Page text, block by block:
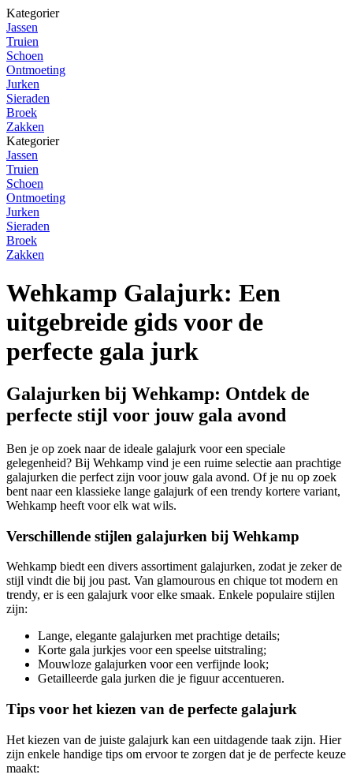
Kategorier
Jassen
Truien
Schoen
Ontmoeting
Jurken
Sieraden
Broek
Zakken
Kategorier
Jassen
Truien
Schoen
Ontmoeting
Jurken
Sieraden
Broek
Zakken
Wehkamp Galajurk: Een
uitgebreide gids voor de
perfecte gala jurk
Galajurken bij Wehkamp: Ontdek de
perfecte stijl voor jouw gala avond
Ben je op zoek naar de ideale galajurk voor een speciale
gelegenheid? Bij Wehkamp vind je een ruime selectie aan prachtige
galajurken die perfect zijn voor jouw gala avond. Of je nu op zoek
bent naar een klassieke lange galajurk of een trendy kortere variant,
Wehkamp heeft voor elk wat wils.
Verschillende stijlen galajurken bij Wehkamp
Wehkamp biedt een divers assortiment galajurken, zodat je zeker de
stijl vindt die bij jou past. Van glamourous en chique tot modern en
trendy, er is een galajurk voor elke smaak. Enkele populaire stijlen
zijn:
Lange, elegante galajurken met prachtige details;
Korte gala jurkjes voor een speelse uitstraling;
Mouwloze galajurken voor een verfijnde look;
Getailleerde gala jurken die je figuur accentueren.
Tips voor het kiezen van de perfecte galajurk
Het kiezen van de juiste galajurk kan een uitdagende taak zijn. Hier
zijn enkele handige tips om ervoor te zorgen dat je de perfecte keuze
maakt: